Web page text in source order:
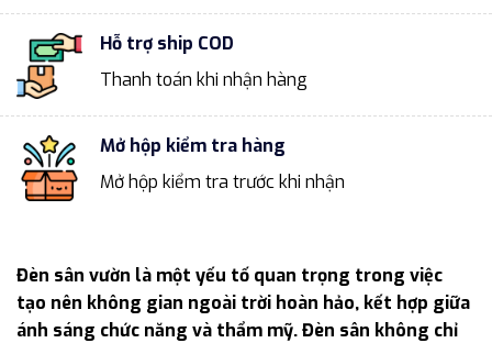
Hỗ trợ ship COD
Thanh toán khi nhận hàng
Mở hộp kiểm tra hàng
Mở hộp kiểm tra trước khi nhận
Đèn sân vườn là một yếu tố quan trọng trong việc
tạo nên không gian ngoài trời hoàn hảo, kết hợp giữa
ánh sáng chức năng và thẩm mỹ. Đèn sân không chỉ